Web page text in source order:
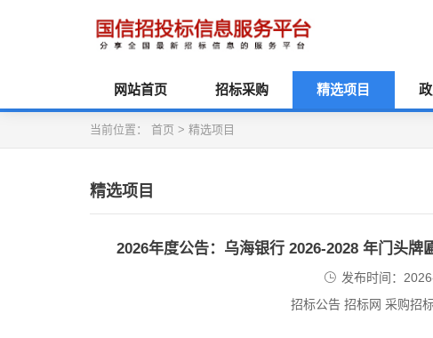
网站首页 招标采购 精选项目
当前位置： 首页 > 精选项目
精选项目
2026年度公告：乌海银行 2026-2028 年门头
发布时间：
招标公告 招标网 采购招